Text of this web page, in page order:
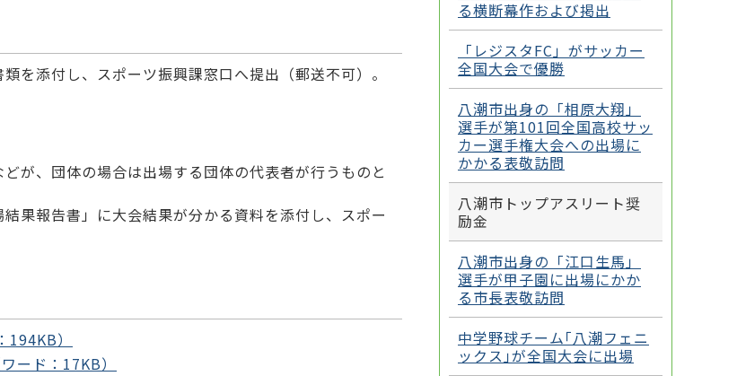
を添付し、スポーツ振興課窓口へ提出（郵送不可）。
が、団体の場合は出場する団体の代表者が行うものと
果報告書」に大会結果が分かる資料を添付し、スポー
）
ード：17KB）
る横断幕作および掲出
「レジスタFC」がサッカー
全国大会で優勝
八潮市出身の「相原大翔」
選手が第101回全国高校サッ
カー選手権大会への出場に
かかる表敬訪問
八潮市トップアスリート奨
励金
八潮市出身の「江口生馬」
選手が甲子園に出場にかか
る市長表敬訪問
中学野球チーム｢八潮フェニ
ックス｣が全国大会に出場